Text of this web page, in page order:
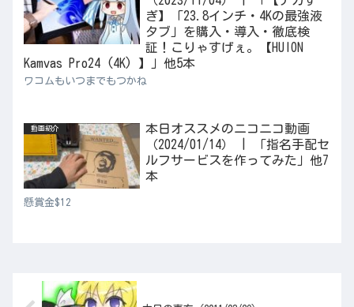
ぎ】「23.8インチ・4Kの最強液
タブ」を購入・導入・徹底検
証！こりゃすげぇ。【HUION
Kamvas Pro24 (4K) 】」他5本
ワコムもいつまでもつかね
動画紹介
本日オススメのニコニコ動画
（2024/01/14） | 「指名手配セ
ルフサービスを作ってみた」他7
本
懸賞金$12